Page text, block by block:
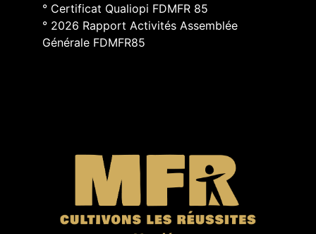
° Certificat Qualiopi FDMFR 85
° 2026 Rapport Activités Assemblée
Générale FDMFR85